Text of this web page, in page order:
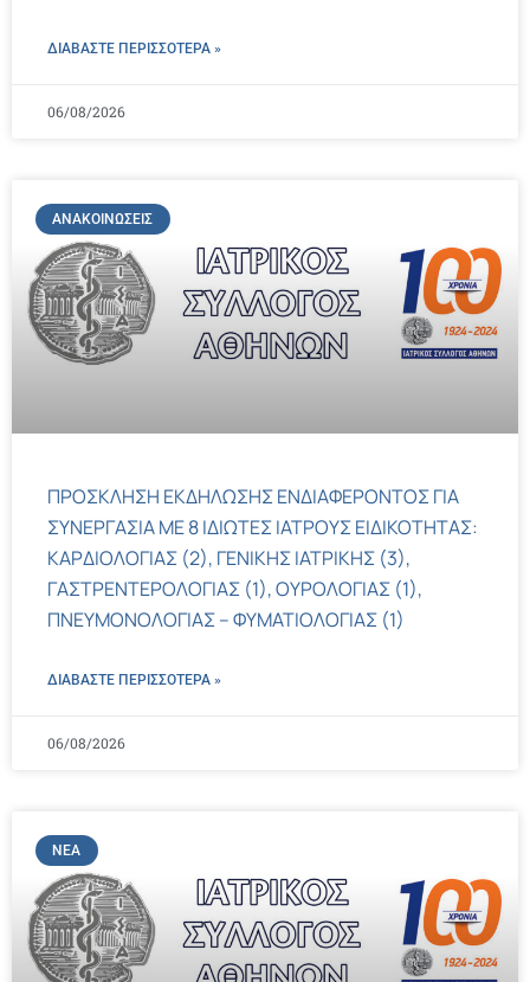
ΔΙΑΒΑΣΤΕ ΠΕΡΙΣΣΌΤΕΡΑ »
06/08/2026
ΑΝΑΚΟΙΝΏΣΕΙΣ
ΠΡΟΣΚΛΗΣΗ ΕΚΔΗΛΩΣΗΣ ΕΝΔΙΑΦΕΡΟΝΤΟΣ ΓΙΑ
ΣΥΝΕΡΓΑΣΙΑ ΜΕ 8 ΙΔΙΩΤΕΣ ΙΑΤΡΟΥΣ ΕΙΔΙΚΟΤΗΤΑΣ:
ΚΑΡΔΙΟΛΟΓΙΑΣ (2), ΓΕΝΙΚΗΣ ΙΑΤΡΙΚΗΣ (3),
ΓΑΣΤΡΕΝΤΕΡΟΛΟΓΙΑΣ (1), ΟΥΡΟΛΟΓΙΑΣ (1),
ΠΝΕΥΜΟΝΟΛΟΓΙΑΣ – ΦΥΜΑΤΙΟΛΟΓΙΑΣ (1)
ΔΙΑΒΑΣΤΕ ΠΕΡΙΣΣΌΤΕΡΑ »
06/08/2026
ΝΈΑ